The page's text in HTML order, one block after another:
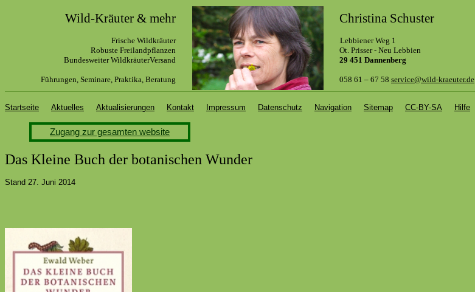
Wild-Kräuter & mehr
Frische Wildkräuter
Robuste Freilandpflanzen
Bundesweiter WildkräuterVersand
Führungen, Seminare, Praktika, Beratung
Christina Schuster
Lebbiener Weg 1
Ot. Prisser - Neu Lebbien
29 451 Dannenberg
058 61 – 67 58 service@wild-kraeuter.de
Startseite Aktuelles Aktualisierungen Kontakt Impressum Datenschutz Navigation Sitemap CC-BY-SA Hilfe
Zugang zur gesamten website
Das Kleine Buch der botanischen Wunder
Stand 27. Juni 2014